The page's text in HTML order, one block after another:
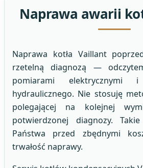
Naprawa awarii
Naprawa kotła Vaillant
rzetelną diagnozą —
pomiarami elektrycznymi
hydraulicznego. Nie stosuję
polegającej na kolejnej
potwierdzonej diagnozy.
Państwa przed zbędnymi
trwałość naprawy.